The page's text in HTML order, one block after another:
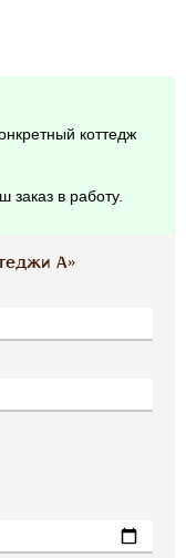
коттедж
заказ в работу.
А»